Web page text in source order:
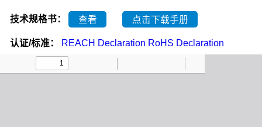
技术规格书： 查看 点击下载手册
认证/标准： REACH Declaration RoHS Declaration